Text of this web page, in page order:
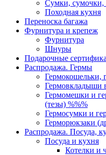
Сумки, сумочки,
Походная кухня
Переноска багажа
Фурнитура и крепеж
Фурнитура
Шнуры
Подарочные
Распродажа. Гермы
Гермокошельки,
Гермовкладыши
Гермомешки и
(тезы) %%%
Гермосумки и
Герморюкзаки
Распродажа. Посуда,
Посуда и кухня
Котелки и